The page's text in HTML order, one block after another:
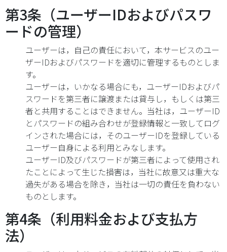
第3条（ユーザーIDおよびパスワ
ードの管理）
ユーザーは，自己の責任において，本サービスのユー
ザーIDおよびパスワードを適切に管理するものとしま
す。
ユーザーは，いかなる場合にも，ユーザーIDおよびパ
スワードを第三者に譲渡または貸与し，もしくは第三
者と共用することはできません。当社は，ユーザーID
とパスワードの組み合わせが登録情報と一致してログ
インされた場合には，そのユーザーIDを登録している
ユーザー自身による利用とみなします。
ユーザーID及びパスワードが第三者によって使用され
たことによって生じた損害は，当社に故意又は重大な
過失がある場合を除き，当社は一切の責任を負わない
ものとします。
第4条（利用料金および支払方
法）